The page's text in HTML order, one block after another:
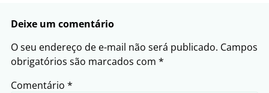
Deixe um comentário
O seu endereço de e-mail não será publicado. Campos
obrigatórios são marcados com *
Comentário *